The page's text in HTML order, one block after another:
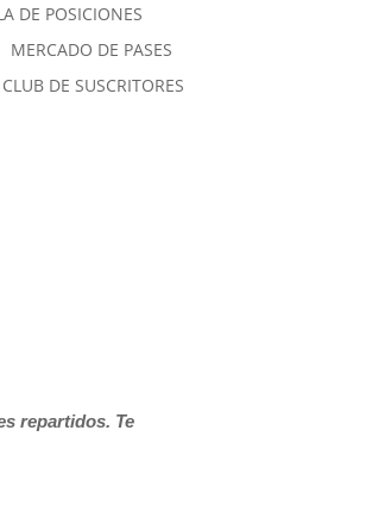
DE POSICIONES
MERCADO DE PASES
DE SUSCRITORES
repartidos. Te